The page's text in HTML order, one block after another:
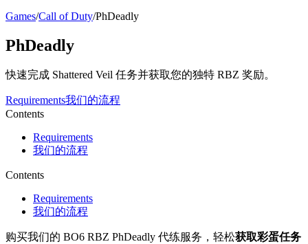
Games/Call of Duty/PhDeadly
PhDeadly
快速完成 Shattered Veil 任务并获取您的独特 RBZ 奖励。
Requirements我们的流程
Contents
Requirements
我们的流程
Contents
Requirements
我们的流程
购买我们的 BO6 RBZ PhDeadly 代练服务，轻松获取彩蛋任务